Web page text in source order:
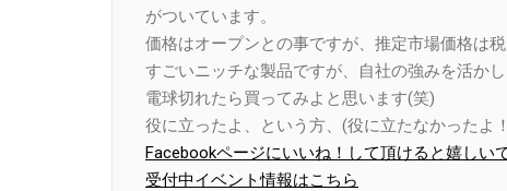
がついています。
価格はオープンとの事ですが、推定市場価格は税
すごいニッチな製品ですが、自社の強みを活か
電球切れたら買ってみよと思います(笑)
役に立ったよ、という方、(役に立たなかったよ
Facebookページにいいね！して頂けると嬉しい
受付中イベント情報はこちら